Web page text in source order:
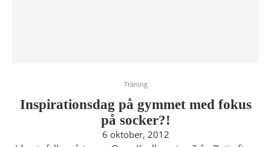
Träning
Inspirationsdag på gymmet med fokus
på socker?!
6 oktober, 2012